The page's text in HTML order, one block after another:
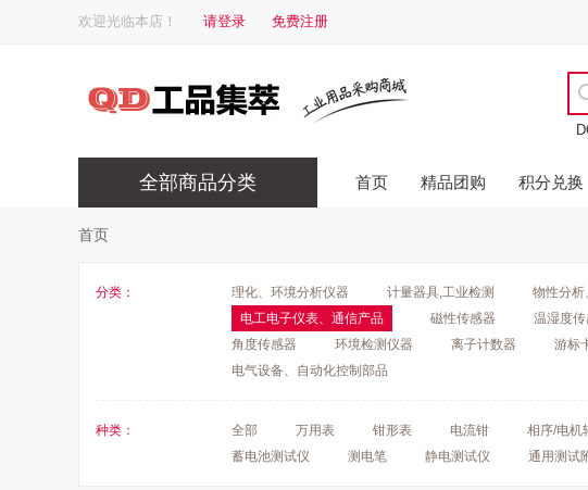
欢迎光临本店！ 请登录 免费注册
全部商品分类 首页 精品团购 积分兑换
首页
分类： 理化、环境分析仪器 计量器具,工业检测 物性分析
电工电子仪表、通信产品
磁性传感器 温湿度传
角度传感器
环境检测仪器 离子计数器 游标
电气设备、自动化控制部品
种类： 全部 万用表 钳形表 电流钳 相序/电机
蓄电池测试仪
测电笔 静电测试仪 通用测试